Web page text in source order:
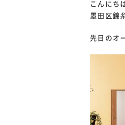
こんにち
墨田区錦
先日のオ